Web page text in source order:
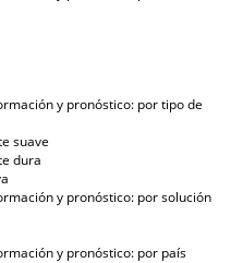
y pronóstico: por tipo de
suave
dura
y pronóstico: por solución
y pronóstico: por país